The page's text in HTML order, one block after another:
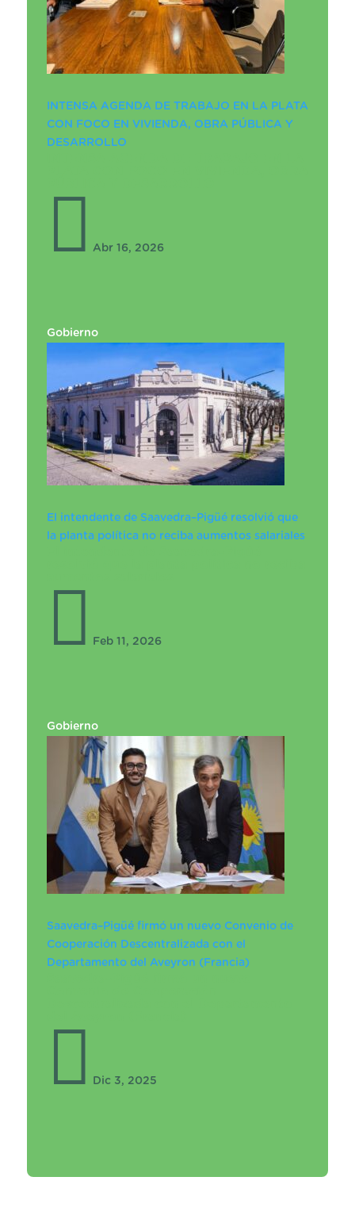
INTENSA AGENDA DE TRABAJO EN LA PLATA
CON FOCO EN VIVIENDA, OBRA PÚBLICA Y
DESARROLLO
 Abr 16, 2026
Gobierno
El intendente de Saavedra–Pigüé resolvió que
la planta política no reciba aumentos salariales
 Feb 11, 2026
Gobierno
Saavedra–Pigüé firmó un nuevo Convenio de
Cooperación Descentralizada con el
Departamento del Aveyron (Francia)
 Dic 3, 2025